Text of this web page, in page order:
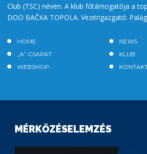
Club (TSC) néven. A klub főtámogatója a
DOO BAČKA TOPOLA. Vezérigazgató:
HOME
NEWS
„A” CSAPAT
KLUB
WEBSHOP
MÉRKŐZÉSELEMZÉS